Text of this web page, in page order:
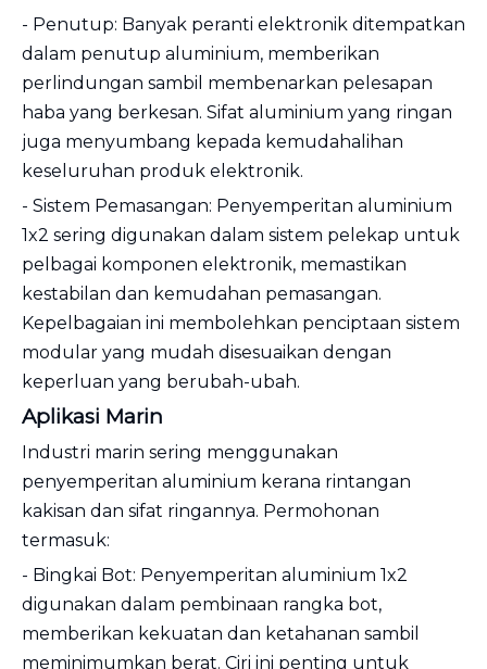
- Penutup: Banyak peranti elektronik ditempatkan
dalam penutup aluminium, memberikan
perlindungan sambil membenarkan pelesapan
haba yang berkesan. Sifat aluminium yang ringan
juga menyumbang kepada kemudahalihan
keseluruhan produk elektronik.
- Sistem Pemasangan: Penyemperitan aluminium
1x2 sering digunakan dalam sistem pelekap untuk
pelbagai komponen elektronik, memastikan
kestabilan dan kemudahan pemasangan.
Kepelbagaian ini membolehkan penciptaan sistem
modular yang mudah disesuaikan dengan
keperluan yang berubah-ubah.
Aplikasi Marin
Industri marin sering menggunakan
penyemperitan aluminium kerana rintangan
kakisan dan sifat ringannya. Permohonan
termasuk:
- Bingkai Bot: Penyemperitan aluminium 1x2
digunakan dalam pembinaan rangka bot,
memberikan kekuatan dan ketahanan sambil
meminimumkan berat. Ciri ini penting untuk